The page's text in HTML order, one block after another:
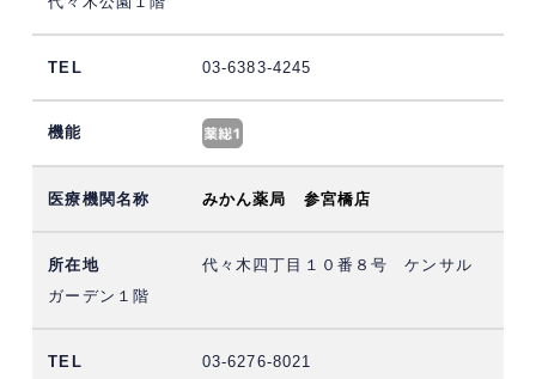
03-6383-4245
みかん薬局 参宮橋店
代々木四丁目１０番８号 ケンサル
ガーデン１階
03-6276-8021